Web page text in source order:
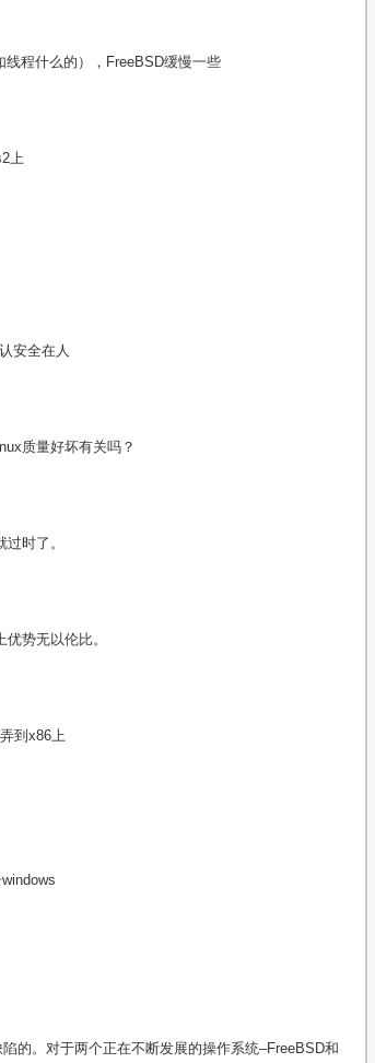
程什么的），FreeBSD缓慢一些
上
安全在人
质量好坏有关吗？
时了。
势无以伦比。
到x86上
的。对于两个正在不断发展的操作系统–FreeBSD和